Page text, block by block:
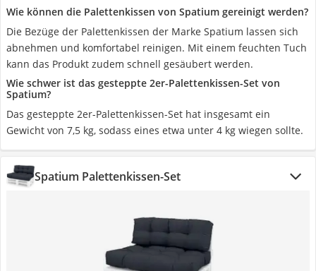
Wie können die Palettenkissen von Spatium gereinigt werden?
Die Bezüge der Palettenkissen der Marke Spatium lassen sich
abnehmen und komfortabel reinigen. Mit einem feuchten Tuch
kann das Produkt zudem schnell gesäubert werden.
Wie schwer ist das gesteppte 2er-Palettenkissen-Set von
Spatium?
Das gesteppte 2er-Palettenkissen-Set hat insgesamt ein
Gewicht von 7,5 kg, sodass eines etwa unter 4 kg wiegen sollte.
Spatium Palettenkissen-Set